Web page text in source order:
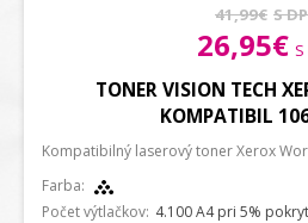
41,99€ S
26,95€
TONER VISION TECH
KOMPATIBIL
Kompatibilný laserový toner Xerox
Farba:
Počet výtlačkov: 4.100 A4 pri 5%